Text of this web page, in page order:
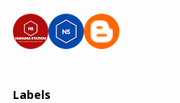
Labels